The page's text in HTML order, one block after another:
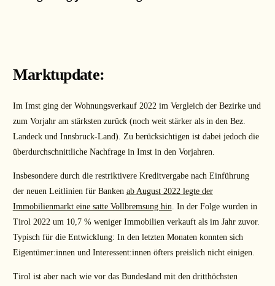
Marktupdate:
Im Imst ging der Wohnungsverkauf 2022 im Vergleich der Bezirke und
zum Vorjahr am stärksten zurück (noch weit stärker als in den Bez.
Landeck und Innsbruck-Land). Zu berücksichtigen ist dabei jedoch die
überdurchschnittliche Nachfrage in Imst in den Vorjahren.
Insbesondere durch die restriktivere Kreditvergabe nach Einführung
der neuen Leitlinien für Banken ab August 2022 legte der
Immobilienmarkt eine satte Vollbremsung hin . In der Folge wurden in
Tirol 2022 um 10,7 % weniger Immobilien verkauft als im Jahr zuvor.
Typisch für die Entwicklung: In den letzten Monaten konnten sich
Eigentümer:innen und Interessent:innen öfters preislich nicht einigen.
Tirol ist aber nach wie vor das Bundesland mit den dritthöchsten